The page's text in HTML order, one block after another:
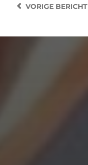
VORIGEBERICHT